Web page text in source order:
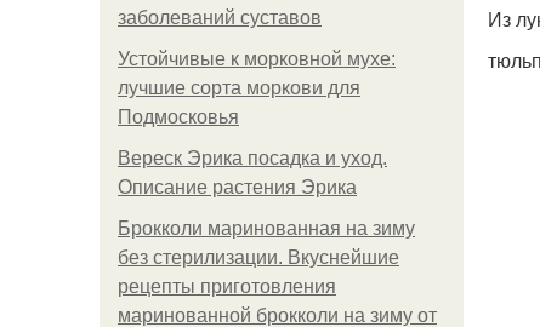
заболеваний суставов
Устойчивые к морковной мухе:
лучшие сорта моркови для
Подмосковья
Вереск Эрика посадка и уход.
Описание растения Эрика
Брокколи маринованная на зиму
без стерилизации. Вкуснейшие
рецепты приготовления
маринованной брокколи на зиму от
Из